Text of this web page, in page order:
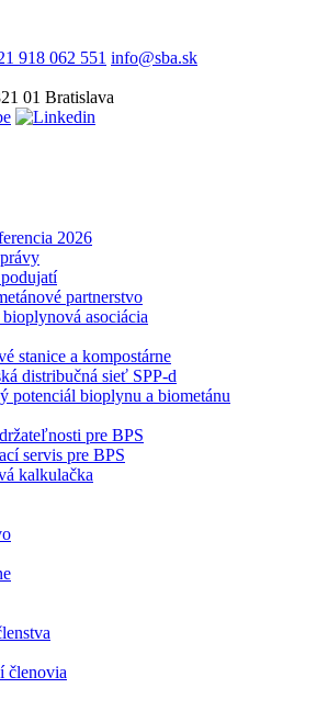
918 062 551 info@sba.sk
01 Bratislava
2026
partnerstvo
asociácia
stanice a kompostárne
distribučná sieť SPP-d
potenciál bioplynu a biometánu
pre BPS
servis pre BPS
kalkulačka
členovia